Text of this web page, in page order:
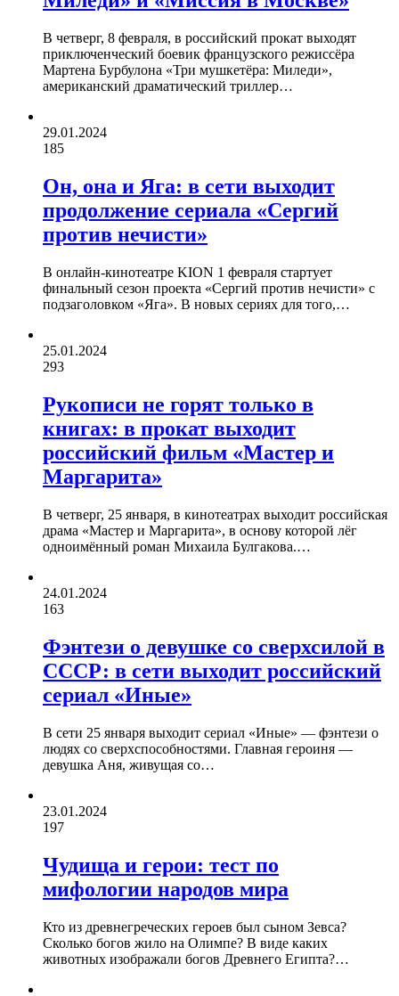
В четверг, 8 февраля, в российский прокат выходят
приключенческий боевик французского режиссёра
Мартена Бурбулона «Три мушкетёра: Миледи»,
американский драматический триллер…
29.01.2024
185
Он, она и Яга: в сети выходит
продолжение сериала «Сергий
против нечисти»
В онлайн-кинотеатре KION 1 февраля стартует
финальный сезон проекта «Сергий против нечисти» с
подзаголовком «Яга». В новых сериях для того,…
25.01.2024
293
Рукописи не горят только в
книгах: в прокат выходит
российский фильм «Мастер и
Маргарита»
В четверг, 25 января, в кинотеатрах выходит российская
драма «Мастер и Маргарита», в основу которой лёг
одноимённый роман Михаила Булгакова.…
24.01.2024
163
Фэнтези о девушке со сверхсилой в
СССР: в сети выходит российский
сериал «Иные»
В сети 25 января выходит сериал «Иные» — фэнтези о
людях со сверхспособностями. Главная героиня —
девушка Аня, живущая со…
23.01.2024
197
Чудища и герои: тест по
мифологии народов мира
Кто из древнегреческих героев был сыном Зевса?
Сколько богов жило на Олимпе? В виде каких
животных изображали богов Древнего Египта?…